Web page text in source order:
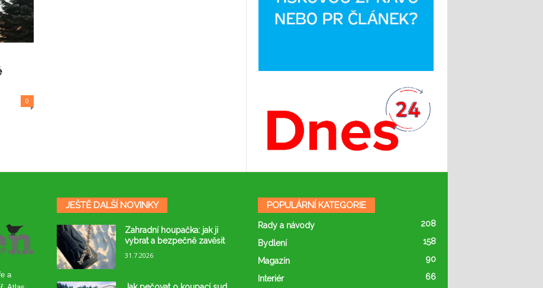
0
a
JEŠTĚ DALŠÍ NOVINKY
Zahradní houpačka: jak ji
vybrat a bezpečně zavěsit
31.7.2026
POPULÁRNÍ KATEGORIE
Rady a návody 208
Bydlení 158
Magazín 90
Interiér 66